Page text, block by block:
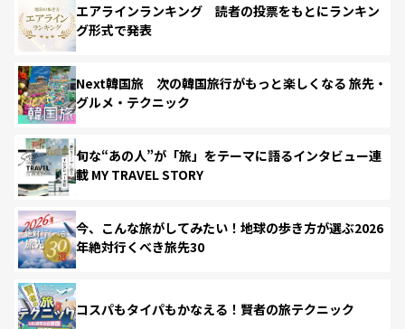
エアラインランキング 読者の投票をもとにランキン
グ形式で発表
Next韓国旅 次の韓国旅行がもっと楽しくなる 旅先・
グルメ・テクニック
旬な“あの人”が「旅」をテーマに語るインタビュー連
載 MY TRAVEL STORY
今、こんな旅がしてみたい！地球の歩き方が選ぶ2026
年絶対行くべき旅先30
コスパもタイパもかなえる！賢者の旅テクニック